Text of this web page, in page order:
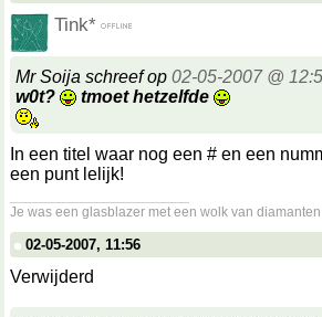
Tink*
Mr Soija schreef op 02-05-2007 @
w0t?
tmoet hetzelfde
In een titel waar nog een # en een
een punt lelijk!
Je was een glasblazer met een wolk van
02-05-2007, 11:56
Verwijderd